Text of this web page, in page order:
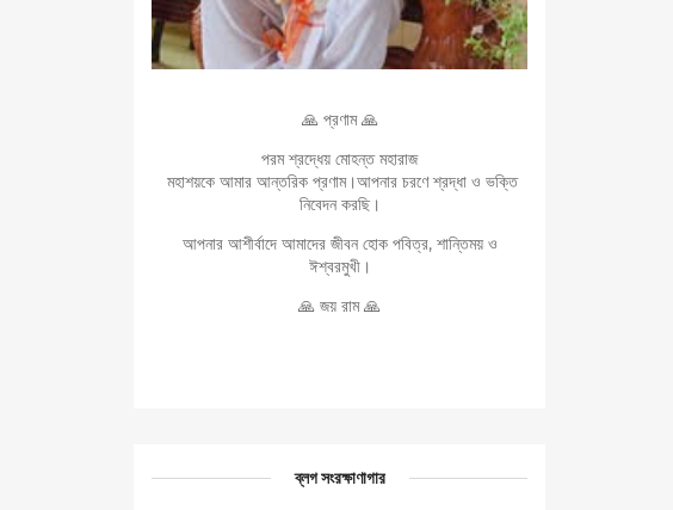
🙏 প্রণাম 🙏
পরম শ্রদ্ধেয় মোহন্ত মহারাজ
মহাশয়কে আমার আন্তরিক প্রণাম।আপনার চরণে শ্রদ্ধা ও ভক্তি
নিবেদন করছি।
আপনার আশীর্বাদে আমাদের জীবন হোক পবিত্র, শান্তিময় ও
ঈশ্বরমুখী।
🙏 জয় রাম 🙏
ব্লগ সংরক্ষাণাগার